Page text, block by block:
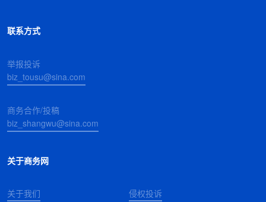
联系方式
举报投诉
biz_tousu@sina.com
商务合作/投稿
biz_shangwu@sina.com
关于商务网
关于我们 侵权投诉